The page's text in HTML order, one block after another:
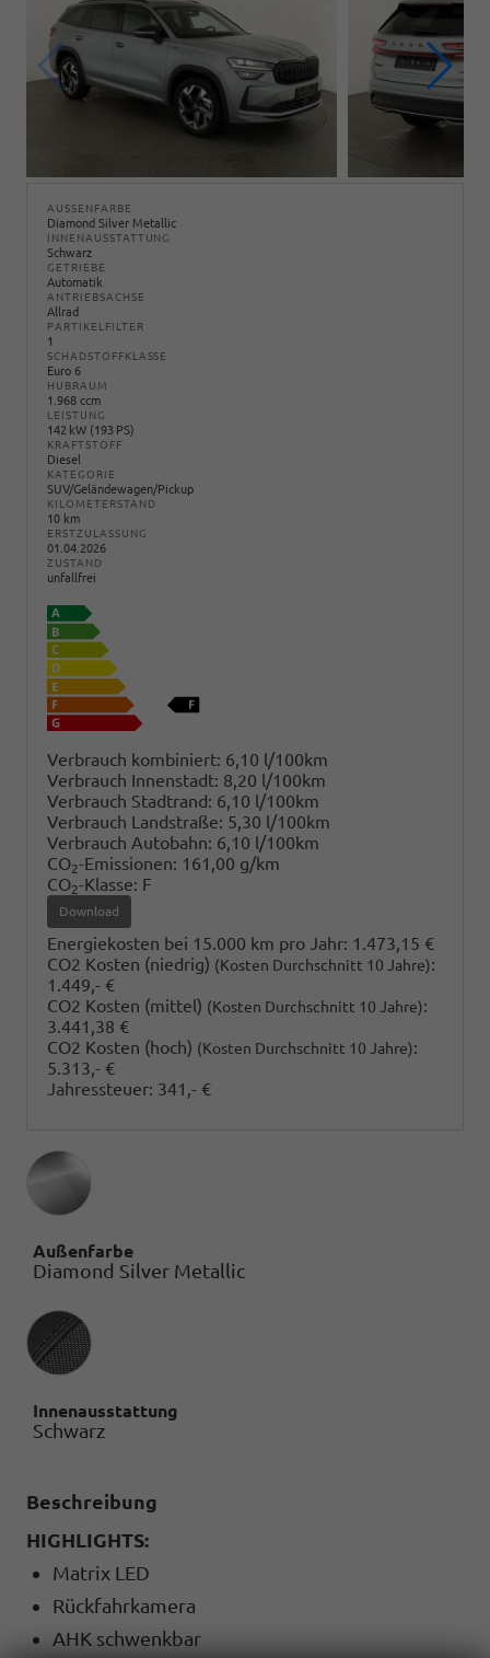
AUSSENFARBE
Diamond Silver Metallic
INNENAUSSTATTUNG
Schwarz
GETRIEBE
Automatik
ANTRIEBSACHSE
Allrad
PARTIKELFILTER
1
SCHADSTOFFKLASSE
Euro 6
HUBRAUM
1.968 ccm
LEISTUNG
142 kW (193 PS)
KRAFTSTOFF
Diesel
KATEGORIE
SUV/Geländewagen/Pickup
KILOMETERSTAND
10 km
ERSTZULASSUNG
01.04.2026
ZUSTAND
unfallfrei
Verbrauch kombiniert: 6,10 l/100km
Verbrauch Innenstadt: 8,20 l/100km
Verbrauch Stadtrand: 6,10 l/100km
Verbrauch Landstraße: 5,30 l/100km
Verbrauch Autobahn: 6,10 l/100km
CO2-Emissionen: 161,00 g/km
CO2-Klasse: F
Download
Energiekosten bei 15.000 km pro Jahr: 1.473,15 €
CO2 Kosten (niedrig) (Kosten Durchschnitt 10 Jahre):
1.449,- €
CO2 Kosten (mittel) (Kosten Durchschnitt 10 Jahre):
3.441,38 €
CO2 Kosten (hoch) (Kosten Durchschnitt 10 Jahre):
5.313,- €
Jahressteuer: 341,- €
Außenfarbe
Diamond Silver Metallic
Innenausstattung
Innenausstattung
Schwarz
Beschreibung
HIGHLIGHTS:
Matrix LED
Rückfahrkamera
AHK schwenkbar